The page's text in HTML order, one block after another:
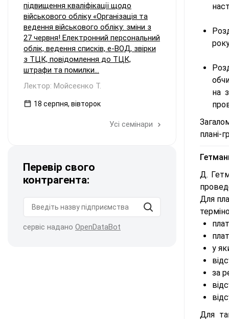
на
плані-
Д.
Для
у
за
Для
підвищення кваліфікації щодо
військового обліку «Організація та
ведення військового обліку: зміни з
27 червня! Електронний персональний
облік, ведення списків, е-ВОД, звірки
з ТЦК, повідомлення до ТЦК,
штрафи та помилки...
Лектор: Мойсеєнко Т.
18 серпня, вівторок
Усі семінари
Перевір свого
контрагента:
сервіс надано OpenDataBot